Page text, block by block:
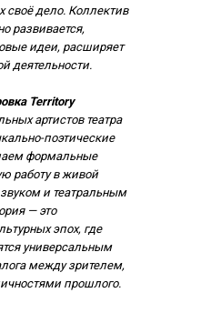
своё дело. Коллектив
развивается,
идеи, расширяет
деятельности.
Territory
артистов театра
поэтические
формальные
работу в живой
и театральным
— это
эпох, где
универсальным
между зрителем,
прошлого.